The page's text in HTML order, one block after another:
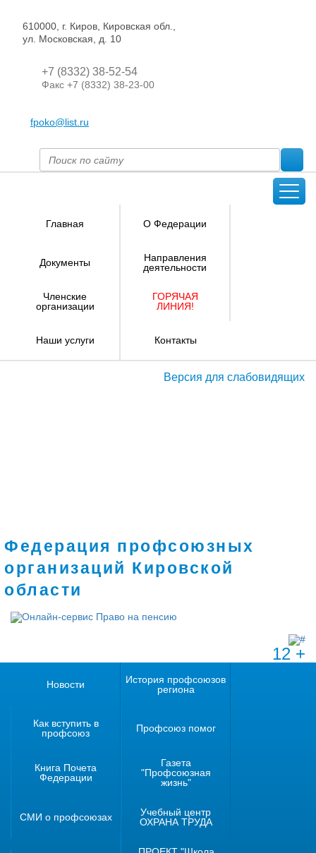
610000, г. Киров, Кировская обл.,
ул. Московская, д. 10
+7 (8332) 38-52-54
Факс +7 (8332) 38-23-00
fpoko@list.ru
Главная О Федерации
Документы
Направления
деятельности
Членские
организации
ГОРЯЧАЯ
ЛИНИЯ!
Наши услуги Контакты
Версия для слабовидящих
Федерация профсоюзных
организаций Кировской
области
12 +
Новости
История профсоюзов
региона
Как вступить в
профсоюз
Профсоюз помог
Книга Почета
Федерации
Газета
"Профсоюзная
жизнь"
СМИ о профсоюзах
Учебный центр
ОХРАНА ТРУДА